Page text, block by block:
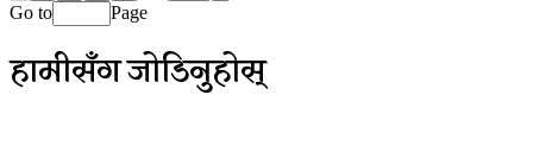
Go to Page
हामीसँग जोडिनुहोस्